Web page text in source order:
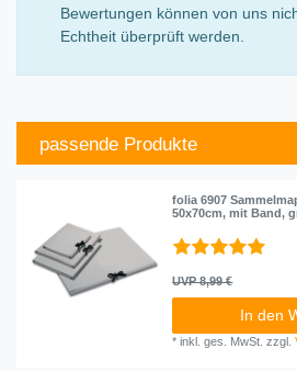
Bewertungen können von uns
Echtheit überprüft werden.
passende Produkte
folia 6907
50x70cm, mit Band,
UVP 8,99 €
In den
*inkl. ges. MwSt. zzgl.